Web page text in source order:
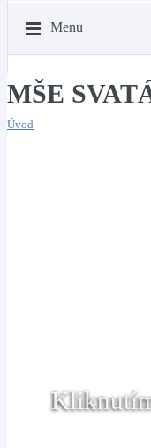
Menu
MŠE
Úvod